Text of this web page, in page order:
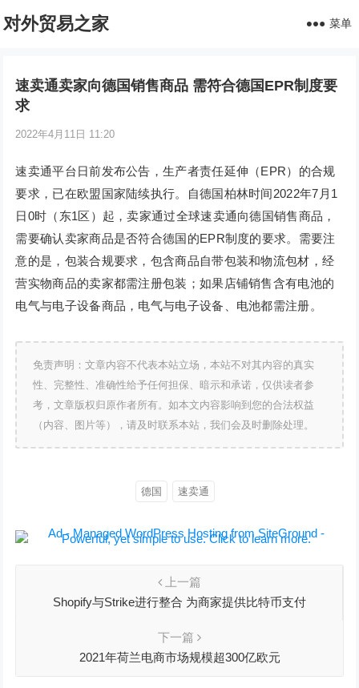
对外贸易之家 菜单
速卖通卖家向德国销售商品 需符合德国EPR制度要
求
2022年4月11日 11:20
速卖通平台日前发布公告，生产者责任延伸（EPR）的合规
要求，已在欧盟国家陆续执行。自德国柏林时间2022年7月1
日0时（东1区）起，卖家通过全球速卖通向德国销售商品，
需要确认卖家商品是否符合德国的EPR制度的要求。需要注
意的是，包装合规要求，包含商品自带包装和物流包材，经
营实物商品的卖家都需注册包装；如果店铺销售含有电池的
电气与电子设备商品，电气与电子设备、电池都需注册。
免责声明：文章内容不代表本站立场，本站不对其内容的真实
性、完整性、准确性给予任何担保、暗示和承诺，仅供读者参
考，文章版权归原作者所有。如本文内容影响到您的合法权益
（内容、图片等），请及时联系本站，我们会及时删除处理。
德国 速卖通
上一篇
Shopify与Strike进行整合 为商家提供比特币支付
下一篇
2021年荷兰电商市场规模超300亿欧元